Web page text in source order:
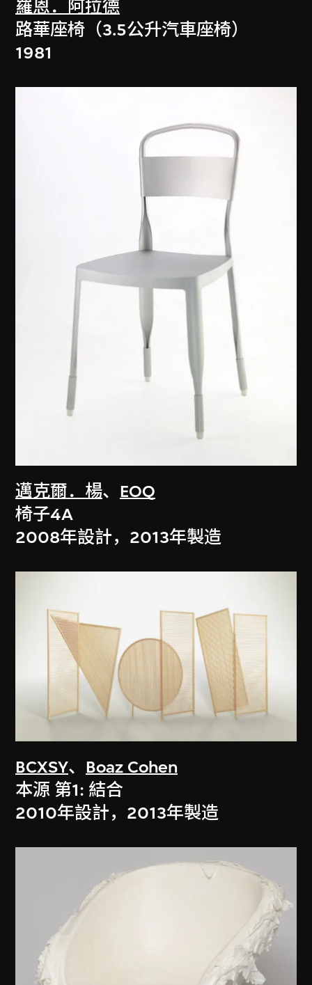
羅恩．阿拉德
路華座椅（3.5公升汽車座椅）
1981
邁克爾．楊、 EOQ
椅子4A
2008年設計，2013年製造
BCXSY、 Boaz Cohen
本源 第1: 結合
2010年設計，2013年製造